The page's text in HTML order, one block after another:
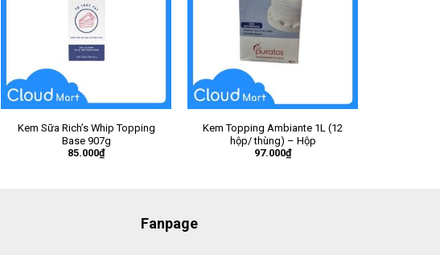
Kem Sữa Rich’s Whip Topping
Base 907g
85.000₫
Kem Topping Ambiante 1L (12
hộp/ thùng) – Hộp
97.000₫
Fanpage